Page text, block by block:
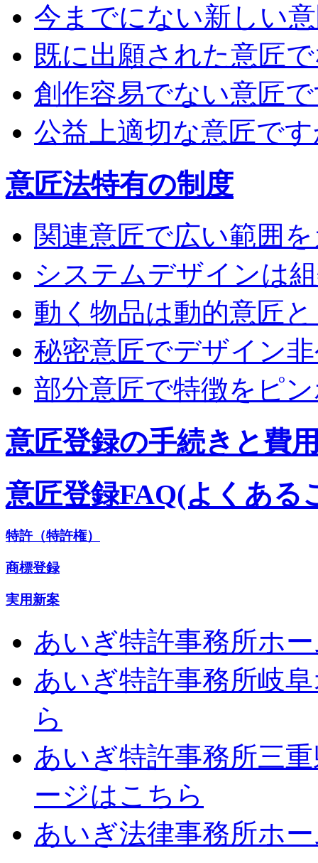
今までにない新しい
既に出願された意匠
創作容易でない意匠
公益上適切な意匠で
意匠法特有の制度
関連意匠で広い範囲
システムデザインは
動く物品は動的意匠
秘密意匠でデザイン
部分意匠で特徴をピ
意匠登録の手続きと費
意匠登録FAQ(よくある
特許（特許権）
商標登録
実用新案
あいぎ特許事務所ホ
あいぎ特許事務所岐
ら
あいぎ特許事務所三
ージはこちら
あいぎ法律事務所ホ